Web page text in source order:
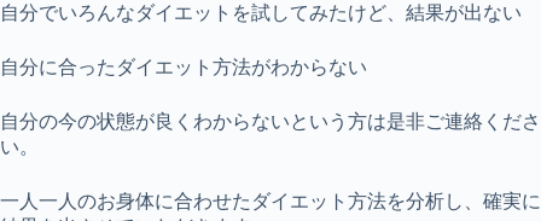
自分でいろんなダイエットを試してみたけど、結果が出ない
自分に合ったダイエット方法がわからない
自分の今の状態が良くわからないという方は是非ご連絡くださ
い。
一人一人のお身体に合わせたダイエット方法を分析し、確実に